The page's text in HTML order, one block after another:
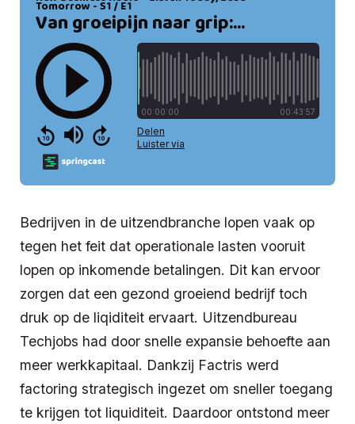
Bedrijven in de uitzendbranche lopen vaak op
tegen het feit dat operationale lasten vooruit
lopen op inkomende betalingen. Dit kan ervoor
zorgen dat een gezond groeiend bedrijf toch
druk op de liqiditeit ervaart. Uitzendbureau
Techjobs had door snelle expansie behoefte aan
meer werkkapitaal. Dankzij Factris werd
factoring strategisch ingezet om sneller toegang
te krijgen tot liquiditeit. Daardoor ontstond meer